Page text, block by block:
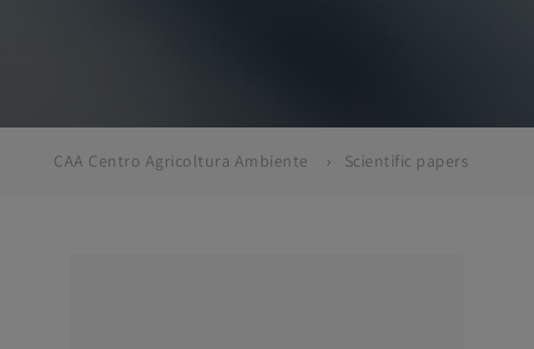
CAA Centro Agricoltura Ambiente Scientific papers